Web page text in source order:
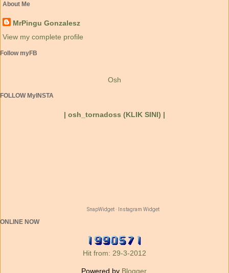
About Me
MrPingu Gonzalesz
View my complete profile
Follow myFB
Osh
FOLLOW MyINSTA
| osh_tornadoss (KLIK SINI) |
SnapWidget · Instagram Widget
ONLINE NOW
Hit from: 29-3-2012
Powered by Blogger.